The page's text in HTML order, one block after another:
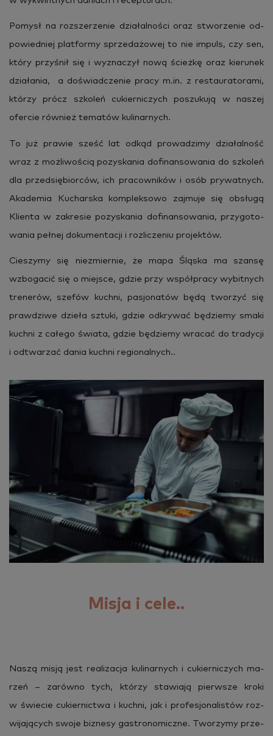
Po­mysł na roz­sze­rze­nie dzia­łal­no­ści oraz stwo­rze­nie od­
po­wied­niej plat­for­my sprze­da­żo­wej to nie im­puls, czy sen,
który przy­śnił się i wy­zna­czył nową ścież­kę oraz kie­ru­nek
dzia­ła­nia, a do­świad­cze­nie pracy m.​in. z re­stau­ra­to­ra­mi,
któ­rzy prócz szko­leń cu­kier­ni­czych po­szu­ku­ją w na­szej
ofer­cie rów­nież te­ma­tów ku­li­nar­nych.
To już pra­wie sześć lat odkąd pro­wa­dzi­my dzia­łal­ność
wraz z moż­li­wo­ścią po­zy­ska­nia do­fi­nan­so­wa­nia do szko­leń
dla przed­się­bior­ców, ich pra­cow­ni­ków i osób pry­wat­nych.
Aka­de­mia Ku­char­ska kom­plek­so­wo zaj­mu­je się ob­słu­gą
Klien­ta w za­kre­sie po­zy­ska­nia do­fi­nan­so­wa­nia, przy­go­to­
wa­nia peł­nej do­ku­men­ta­cji i roz­li­cze­niu pro­jek­tów.
Cie­szy­my się nie­zmier­nie, że mapa Ślą­ska ma szan­sę
wzbo­ga­cić się o miej­sce, gdzie przy współ­pra­cy wy­bit­nych
tre­ne­rów, sze­fów kuch­ni, pa­sjo­na­tów będą two­rzyć się
praw­dzi­we dzie­ła sztu­ki, gdzie od­kry­wać bę­dzie­my smaki
kuch­ni z ca­łe­go świa­ta, gdzie bę­dzie­my wra­cać do tra­dy­cji
i od­twa­rzać dania kuch­ni re­gio­nal­nych..
Misja i cele..
Naszą misją jest re­ali­za­cja ku­li­nar­nych i cu­kier­ni­czych ma­
rzeń – za­rów­no tych, któ­rzy sta­wia­ją pierw­sze kroki
w świe­cie cu­kier­nic­twa i kuch­ni, jak i pro­fe­sjo­na­li­stów roz­
wi­ja­ją­cych swoje biz­ne­sy ga­stro­no­micz­ne. Two­rzy­my prze­